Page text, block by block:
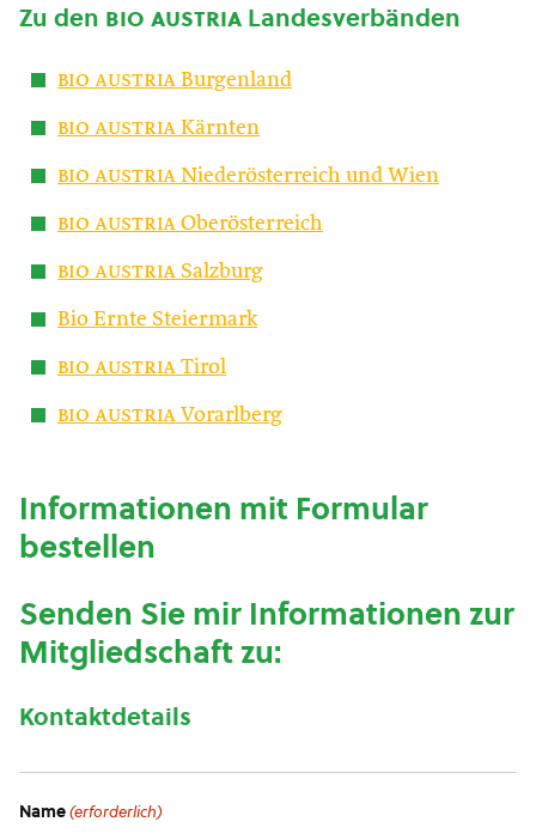
Zu den bio austria Landesverbänden
bio austria Burgenland
bio austria Kärnten
bio austria Niederösterreich und Wien
bio austria Oberösterreich
bio austria Salzburg
Bio Ernte Steiermark
bio austria Tirol
bio austria Vorarlberg
Informationen mit Formular
bestellen
Senden Sie mir Informationen zur
Mitgliedschaft zu:
Kontaktdetails
Name(erforderlich)